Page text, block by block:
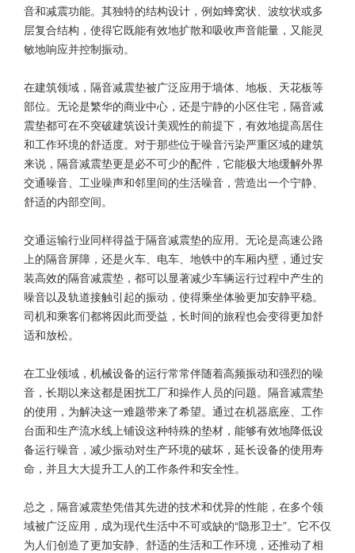
音和减震功能。其独特的结构设计，例如蜂窝状、波纹状或多
层复合结构，使得它既能有效地扩散和吸收声音能量，又能灵
敏地响应并控制振动。
在建筑领域，隔音减震垫被广泛应用于墙体、地板、天花板等
部位。无论是繁华的商业中心，还是宁静的小区住宅，隔音减
震垫都可在不突破建筑设计美观性的前提下，有效地提高居住
和工作环境的舒适度。对于那些位于噪音污染严重区域的建筑
来说，隔音减震垫更是必不可少的配件，它能极大地缓解外界
交通噪音、工业噪声和邻里间的生活噪音，营造出一个宁静、
舒适的内部空间。
交通运输行业同样得益于隔音减震垫的应用。无论是高速公路
上的隔音屏障，还是火车、电车、地铁中的车厢内壁，通过安
装高效的隔音减震垫，都可以显著减少车辆运行过程中产生的
噪音以及轨道接触引起的振动，使得乘坐体验更加安静平稳。
司机和乘客们都将因此而受益，长时间的旅程也会变得更加舒
适和放松。
在工业领域，机械设备的运行常常伴随着高频振动和强烈的噪
音，长期以来这都是困扰工厂和操作人员的问题。隔音减震垫
的使用，为解决这一难题带来了希望。通过在机器底座、工作
台面和生产流水线上铺设这种特殊的垫材，能够有效地降低设
备运行噪音，减少振动对生产环境的破坏，延长设备的使用寿
命，并且大大提升工人的工作条件和安全性。
总之，隔音减震垫凭借其先进的技术和优异的性能，在多个领
域被广泛应用，成为现代生活中不可或缺的“隐形卫士”。它不仅
为人们创造了更加安静、舒适的生活和工作环境，还推动了相